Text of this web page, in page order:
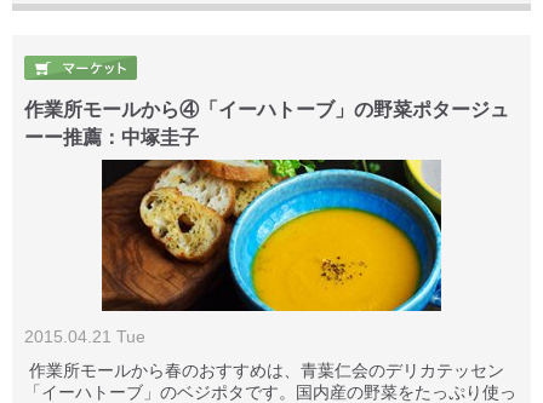
作業所モールから④「イーハトーブ」の野菜ポタージュ
ーー推薦：中塚圭子
2015.04.21 Tue
作業所モールから春のおすすめは、青葉仁会のデリカテッセン
「イーハトーブ」のベジポタです。国内産の野菜をたっぷり使っ